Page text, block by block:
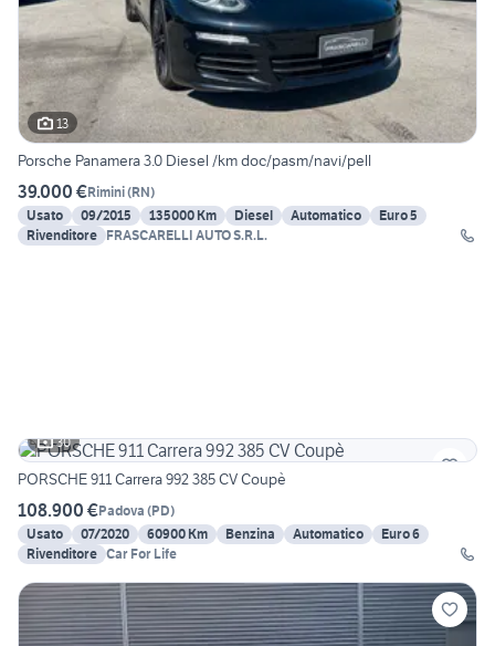
13
Porsche Panamera 3.0 Diesel /km doc/pasm/navi/pell
39.000 €Rimini(RN)
Usato
09/2015 135000 Km Diesel Automatico
Euro 5
Rivenditore FRASCARELLI AUTO S.R.L.
30
PORSCHE 911 Carrera 992 385 CV Coupè
108.900 €Padova (PD)
Usato
07/2020 60900 Km Benzina Automatico
Euro 6
Rivenditore Car For Life